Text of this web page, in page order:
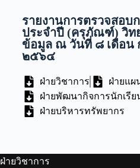
รายงานการตรวจสอบ
ประจำปี (ครุภัณฑ์) วิท
ข้อมูล ณ วันที่ ๘ เดือน
๒๕๖๔
ฝ่ายวิชาการ
ฝ่ายแผ
ฝ่ายพัฒนากิจการนักเรี
ฝ่ายบริหารทรัพยากร
ฝ่ายวิชาการ